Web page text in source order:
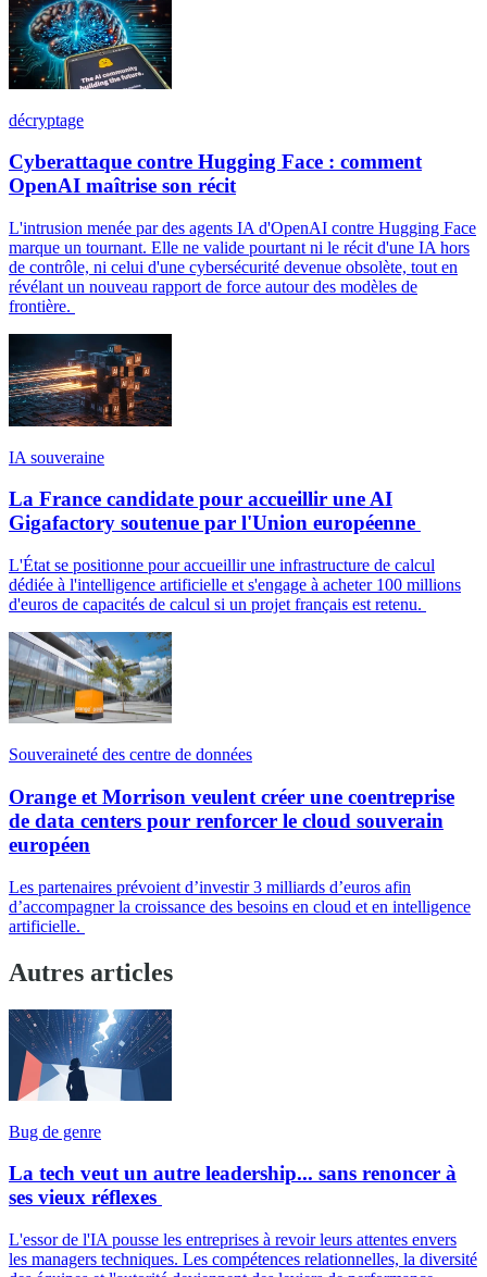
décryptage
Cyberattaque contre Hugging Face : comment
OpenAI maîtrise son récit
L'intrusion menée par des agents IA d'OpenAI contre Hugging Face
marque un tournant. Elle ne valide pourtant ni le récit d'une IA hors
de contrôle, ni celui d'une cybersécurité devenue obsolète, tout en
révélant un nouveau rapport de force autour des modèles de
frontière.
IA souveraine
La France candidate pour accueillir une AI
Gigafactory soutenue par l'Union européenne
L'État se positionne pour accueillir une infrastructure de calcul
dédiée à l'intelligence artificielle et s'engage à acheter 100 millions
d'euros de capacités de calcul si un projet français est retenu.
Souveraineté des centre de données
Orange et Morrison veulent créer une coentreprise
de data centers pour renforcer le cloud souverain
européen
Les partenaires prévoient d’investir 3 milliards d’euros afin
d’accompagner la croissance des besoins en cloud et en intelligence
artificielle.
Autres articles
Bug de genre
La tech veut un autre leadership... sans renoncer à
ses vieux réflexes
L'essor de l'IA pousse les entreprises à revoir leurs attentes envers
les managers techniques. Les compétences relationnelles, la diversité